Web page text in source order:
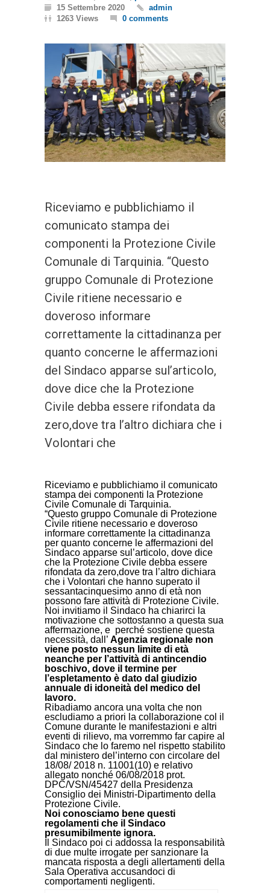
15 Settembre 2020
admin
1263 Views
0 comments
Riceviamo e pubblichiamo il
comunicato stampa dei
componenti la Protezione Civile
Comunale di Tarquinia. “Questo
gruppo Comunale di Protezione
Civile ritiene necessario e
doveroso informare
correttamente la cittadinanza per
quanto concerne le affermazioni
del Sindaco apparse sul’articolo,
dove dice che la Protezione
Civile debba essere rifondata da
zero,dove tra l’altro dichiara che i
Volontari che
Riceviamo e pubblichiamo il comunicato
stampa dei componenti la Protezione
Civile Comunale di Tarquinia.
“Questo gruppo Comunale di Protezione
Civile ritiene necessario e doveroso
informare correttamente la cittadinanza
per quanto concerne le affermazioni del
Sindaco apparse sul’articolo, dove dice
che la Protezione Civile debba essere
rifondata da zero,dove tra l’altro dichiara
che i Volontari che hanno superato il
sessantacinquesimo anno di età non
possono fare attività di Protezione Civile.
Noi invitiamo il Sindaco ha chiarirci la
motivazione che sottostanno a questa sua
affermazione, e perché sostiene questa
necessità, dall’ Agenzia regionale non
viene posto nessun limite di età
neanche per l’attività di antincendio
boschivo, dove il termine per
l’espletamento è dato dal giudizio
annuale di idoneità del medico del
lavoro.
Ribadiamo ancora una volta che non
escludiamo a priori la collaborazione col il
Comune durante le manifestazioni e altri
eventi di rilievo, ma vorremmo far capire al
Sindaco che lo faremo nel rispetto stabilito
dal ministero del’interno con circolare del
18/08/ 2018 n. 11001(10) e relativo
allegato nonché 06/08/2018 prot.
DPC/VSN/45427 della Presidenza
Consiglio dei Ministri-Dipartimento della
Protezione Civile.
Noi conosciamo bene questi
regolamenti che il Sindaco
presumibilmente ignora.
Il Sindaco poi ci addossa la responsabilità
di due multe irrogate per sanzionare la
mancata risposta a degli allertamenti della
Sala Operativa accusandoci di
comportamenti negligenti.